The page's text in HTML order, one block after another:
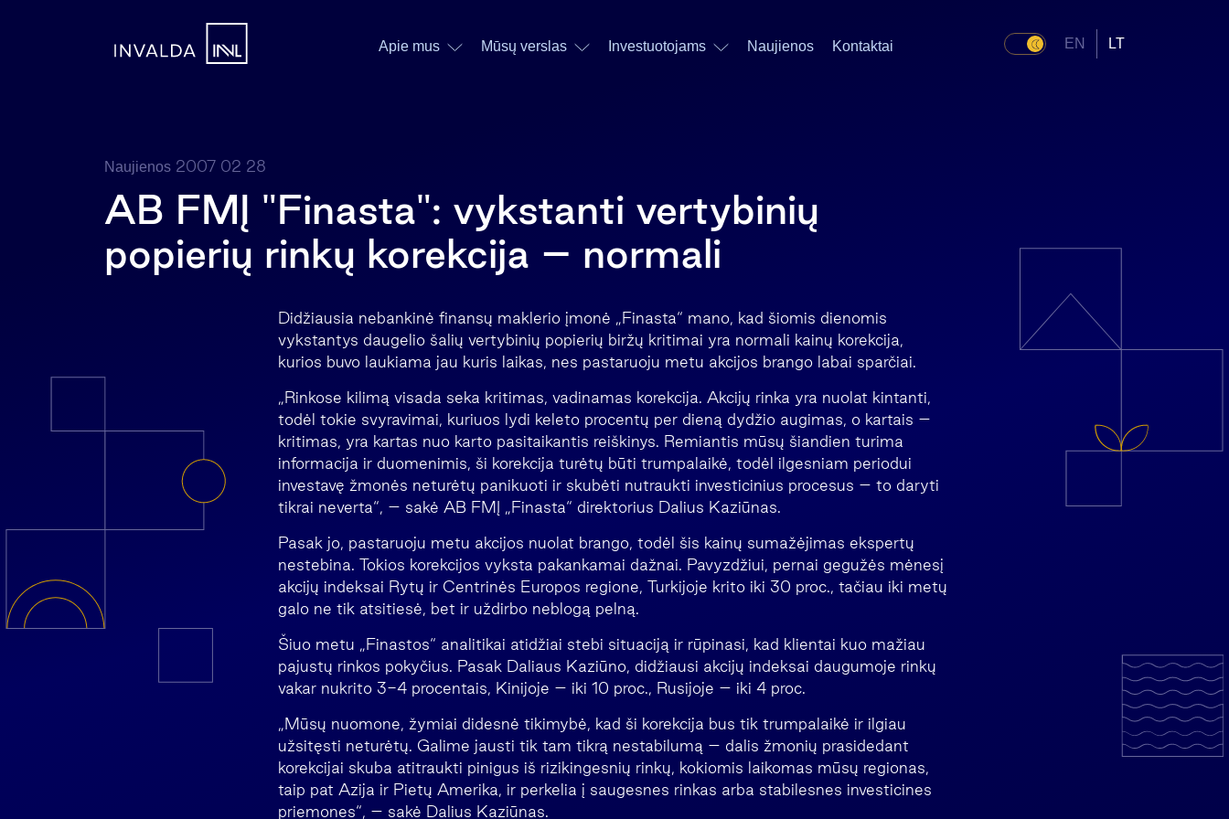
Apie mus Mūsų verslas Investuotojams Naujienos Kontaktai EN LT
Naujienos 2007 02 28
AB FMĮ "Finasta": vykstanti vertybinių
popierių rinkų korekcija – normali
Didžiausia nebankinė finansų maklerio įmonė „Finasta“ mano, kad šiomis dienomis
vykstantys daugelio šalių vertybinių popierių biržų kritimai yra normali kainų korekcija,
kurios buvo laukiama jau kuris laikas, nes pastaruoju metu akcijos brango labai sparčiai.
„Rinkose kilimą visada seka kritimas, vadinamas korekcija. Akcijų rinka yra nuolat kintanti,
todėl tokie svyravimai, kuriuos lydi keleto procentų per dieną dydžio augimas, o kartais –
kritimas, yra kartas nuo karto pasitaikantis reiškinys. Remiantis mūsų šiandien turima
informacija ir duomenimis, ši korekcija turėtų būti trumpalaikė, todėl ilgesniam periodui
investavę žmonės neturėtų panikuoti ir skubėti nutraukti investicinius procesus – to daryti
tikrai neverta“, – sakė AB FMĮ „Finasta“ direktorius Dalius Kaziūnas.
Pasak jo, pastaruoju metu akcijos nuolat brango, todėl šis kainų sumažėjimas ekspertų
nestebina. Tokios korekcijos vyksta pakankamai dažnai. Pavyzdžiui, pernai gegužės mėnesį
akcijų indeksai Rytų ir Centrinės Europos regione, Turkijoje krito iki 30 proc., tačiau iki metų
galo ne tik atsitiesė, bet ir uždirbo neblogą pelną.
Šiuo metu „Finastos“ analitikai atidžiai stebi situaciją ir rūpinasi, kad klientai kuo mažiau
pajustų rinkos pokyčius. Pasak Daliaus Kaziūno, didžiausi akcijų indeksai daugumoje rinkų
vakar nukrito 3-4 procentais, Kinijoje – iki 10 proc., Rusijoje – iki 4 proc.
„Mūsų nuomone, žymiai didesnė tikimybė, kad ši korekcija bus tik trumpalaikė ir ilgiau
užsitęsti neturėtų. Galime jausti tik tam tikrą nestabilumą – dalis žmonių prasidedant
korekcijai skuba atitraukti pinigus iš rizikingesnių rinkų, kokiomis laikomas mūsų regionas,
taip pat Azija ir Pietų Amerika, ir perkelia į saugesnes rinkas arba stabilesnes investicines
priemones“, – sakė Dalius Kaziūnas.